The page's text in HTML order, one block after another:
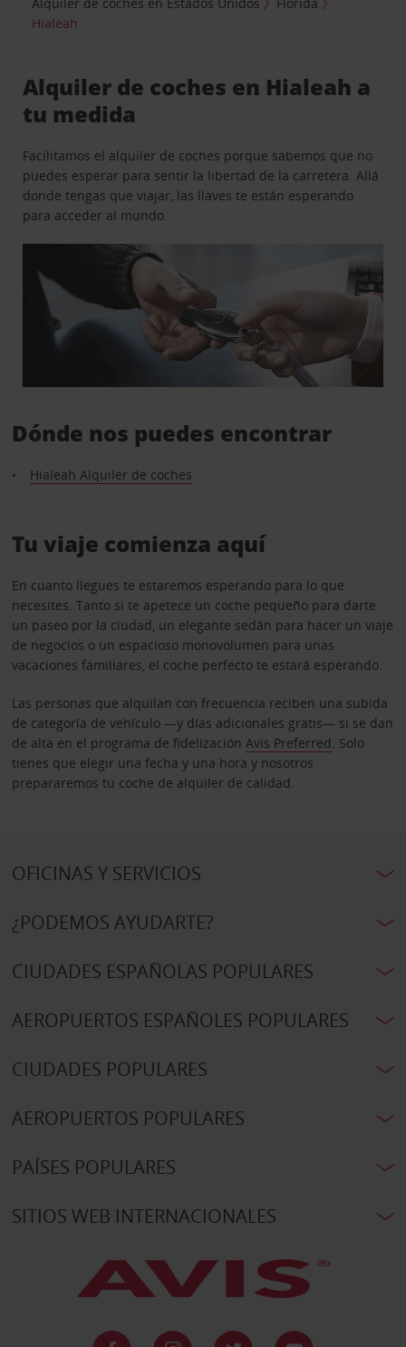
Hialeah
Alquiler de coches en Hialeah a
tu medida
Facilitamos el alquiler de coches porque sabemos que no
puedes esperar para sentir la libertad de la carretera. Allá
donde tengas que viajar, las llaves te están esperando
para acceder al mundo.
Dónde nos puedes encontrar
Hialeah Alquiler de coches
Tu viaje comienza aquí
En cuanto llegues te estaremos esperando para lo que
necesites. Tanto si te apetece un coche pequeño para darte
un paseo por la ciudad, un elegante sedán para hacer un viaje
de negocios o un espacioso monovolumen para unas
vacaciones familiares, el coche perfecto te estará esperando.
Las personas que alquilan con frecuencia reciben una subida
de categoría de vehículo —y días adicionales gratis— si se dan
de alta en el programa de fidelización Avis Preferred. Solo
tienes que elegir una fecha y una hora y nosotros
prepararemos tu coche de alquiler de calidad.
OFICINAS Y SERVICIOS
¿PODEMOS AYUDARTE?
CIUDADES ESPAÑOLAS POPULARES
AEROPUERTOS ESPAÑOLES POPULARES
CIUDADES POPULARES
AEROPUERTOS POPULARES
PAÍSES POPULARES
SITIOS WEB INTERNACIONALES